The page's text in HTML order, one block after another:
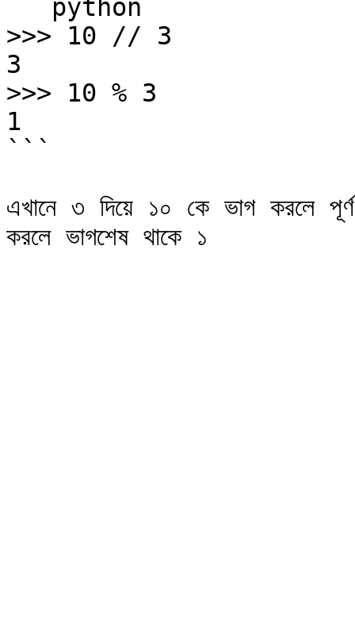
```python
>>> 10 // 3
3
>>> 10 % 3
1
```
এখানে ৩ দিয়ে ১০ কে ভাগ করলে